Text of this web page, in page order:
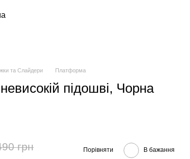
та Слайдери Платформа
підошві, Чорна
грн Порівняти В бажання